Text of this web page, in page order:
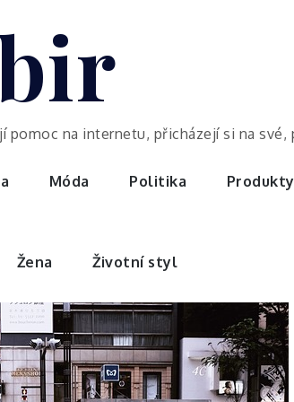
na internetu, přicházejí si na své,
Móda Politika Produkty
Žena Životní styl